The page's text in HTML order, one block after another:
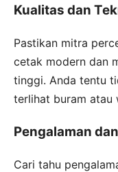
Kualitas dan
Pastikan mitra
cetak modern dan
tinggi. Anda tentu
terlihat buram atau
Pengalaman
Cari tahu